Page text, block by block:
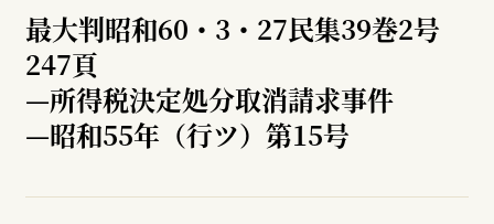
最大判昭和60・3・27民集39巻2号
247頁
—所得税決定処分取消請求事件
—昭和55年（行ツ）第15号